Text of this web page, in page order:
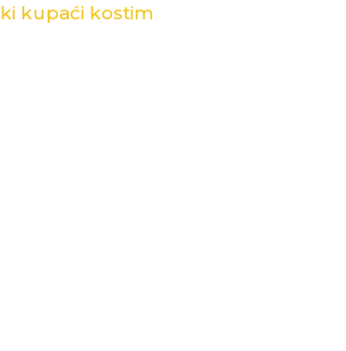
kupaći kostim